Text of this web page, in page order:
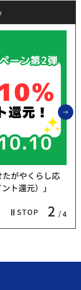
STOP 2 4
がやくらし応
ト還元）」